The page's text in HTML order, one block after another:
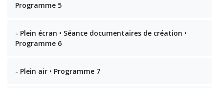
Programme 5
- Plein écran • Séance documentaires de création •
Programme 6
- Plein air • Programme 7